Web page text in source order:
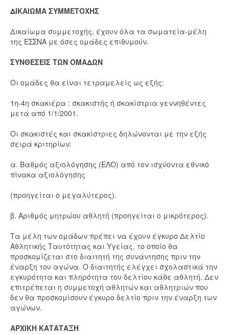
ΔΙΚΑΙΩΜΑ ΣΥΜΜΕΤΟΧΗΣ
Δικαίωμα συμμετοχής, έχουν όλα τα σωματεία-μέλη
της ΕΣΣΝΑ με όσες ομάδες επιθυμούν.
ΣΥΝΘΕΣΕΙΣ ΤΩΝ ΟΜΑΔΩΝ
Οι ομάδες θα είναι τετραμελείς ως εξής:
1η-4η σκακιέρα : σκακιστής ή σκακίστρια γεννηθέντες
μετά από 1/1/2001.
Οι σκακιστές και σκακίστριες δηλώνονται με την εξής
σειρά κριτηρίων:
α. Βαθμός αξιολόγησης (ΕΛΟ) από τον ισχύοντα εθνικό
πίνακα αξιολόγησης
(προηγείται ο μεγαλύτερος).
β. Αριθμός μητρώου αθλητή (προηγείται ο μικρότερος).
Τα μέλη των ομάδων πρέπει να έχουν έγκυρο Δελτίο
Αθλητικής Ταυτότητας και Υγείας, το οποίο θα
προσκομίζεται στο διαιτητή της συνάντησης πριν την
έναρξη του αγώνα. Ο διαιτητής ελέγχει σχολαστικά την
εγκυρότητα και πληρότητα του δελτίου κάθε αθλητή. Δεν
επιτρέπεται η συμμετοχή αθλητών και αθλητριών που
δεν θα προσκομίσουν έγκυρο δελτίο πριν την έναρξη των
αγώνων.
ΑΡΧΙΚΗ ΚΑΤΑΤΑΞΗ